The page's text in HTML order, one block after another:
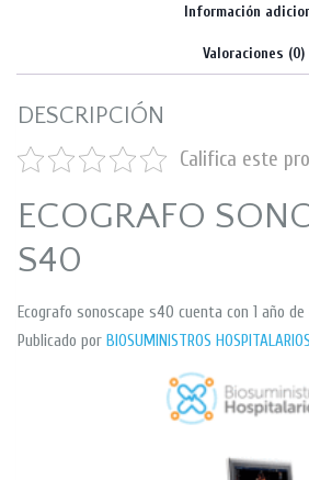
Información
Valoraciones (0)
DESCRIPCIÓN
Califica este
ECOGRAFO
S40
Ecografo sonoscape s40 cuenta con 1 año
Publicado por BIOSUMINISTROS HOSPITALARIOS